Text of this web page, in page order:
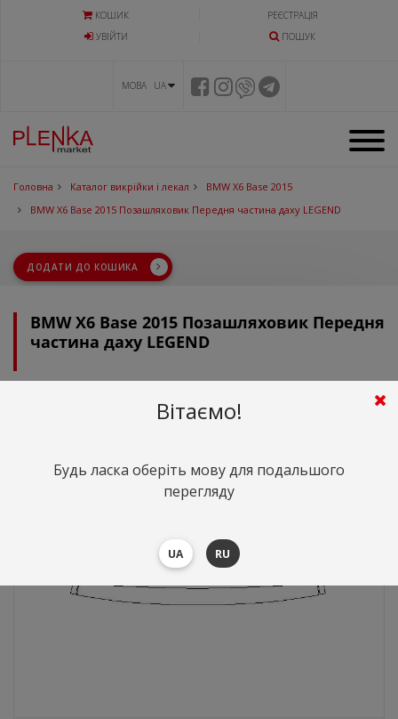
КОШИК
РЕЄСТРАЦІЯ
УВIЙТИ
ПОШУК
МОВА UA
Головна Каталог викрійки і лекал
BMW X6 Base 2015
BMW X6 Base 2015 Позашляховик Передня частина даху LEGEND
ДОДАТИ ДО КОШИКА
BMW X6 Base 2015 Позашляховик Передня
частина даху LEGEND
грн.
Вітаємо!
Будь ласка оберіть мову для подальшого
перегляду
UA RU